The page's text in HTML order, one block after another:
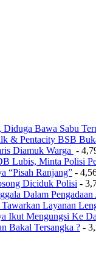
Diduga Bawa Sabu
& Pentacity BSB
Diamuk Warga -
Lubis, Minta Polisi
“Pisah Ranjang” -
Diciduk Polisi -
Dalam
Layanan
Ikut Mengungsi Ke
Bakal Tersangka ? -